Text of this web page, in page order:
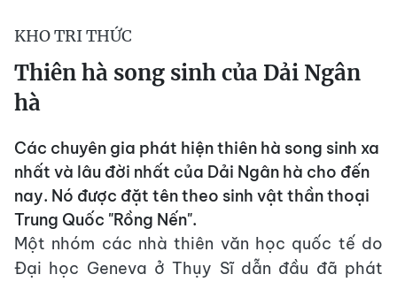
KHO TRI THỨC
Thiên hà song sinh của Dải Ngân
hà
Các chuyên gia phát hiện thiên hà song sinh xa
nhất và lâu đời nhất của Dải Ngân hà cho đến
nay. Nó được đặt tên theo sinh vật thần thoại
Trung Quốc "Rồng Nến".
Một nhóm các nhà thiên văn học quốc tế do
Đại học Geneva ở Thụy Sĩ dẫn đầu đã phát